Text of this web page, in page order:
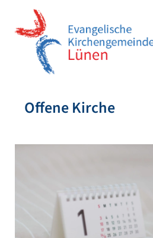
Offene Kirche